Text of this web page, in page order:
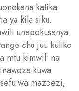
katika
ya kila siku.
unapokusanya
cha juu kuliko
mtu kimwili na
kuwa
wa mazoezi,